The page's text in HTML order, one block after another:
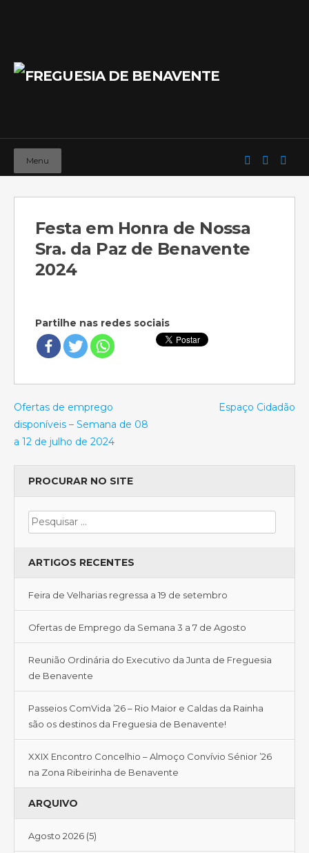
Menu
Festa em Honra de Nossa
Sra. da Paz de Benavente
2024
Partilhe nas redes sociais
Ofertas de emprego
disponíveis – Semana de 08
a 12 de julho de 2024
Espaço Cidadão
PROCURAR NO SITE
ARTIGOS RECENTES
Feira de Velharias regressa a 19 de setembro
Ofertas de Emprego da Semana 3 a 7 de Agosto
Reunião Ordinária do Executivo da Junta de Freguesia
de Benavente
Passeios ComVida ’26 – Rio Maior e Caldas da Rainha
são os destinos da Freguesia de Benavente!
XXIX Encontro Concelhio – Almoço Convívio Sénior ’26
na Zona Ribeirinha de Benavente
ARQUIVO
Agosto 2026 (5)